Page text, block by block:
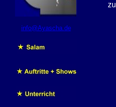
info@Ayascha.de